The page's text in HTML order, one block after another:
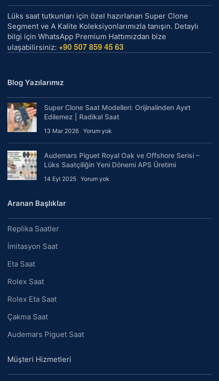
Lüks saat tutkunları için özel hazırlanan Super Clone
Segment ve A Kalite Koleksiyonlarımızla tanışın. Detaylı
bilgi için WhatsApp Premium Hattımızdan bize
ulaşabilirsiniz: +90 507 859 45 63
Blog Yazılarımız
Super Clone Saat Modelleri: Orijinalinden Ayırt
Edilemez | Radikal Saat
13 Mar 2026 Yorum yok
Audemars Piguet Royal Oak ve Offshore Serisi –
Lüks Saatçiliğin Yeni Dönemi APS Üretimi
14 Eyl 2025 Yorum yok
Aranan Başlıklar
Replika Saatler
İmitasyon Saat
Eta Saat
Rolex Saat
Rolex Eta Saat
Çakma Saat
Audemars Piguet Saat
Müşteri Hizmetleri